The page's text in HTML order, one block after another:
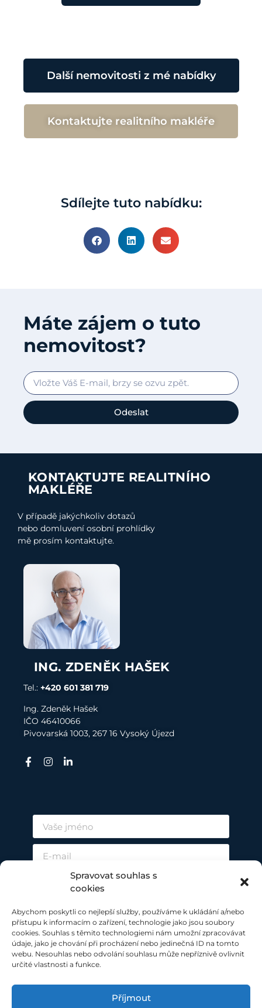
Spravovat souhlas s
cookies
Abychom poskytli co nejlepší služby, používáme k ukládání a/nebo
přístupu k informacím o zařízení, technologie jako jsou soubory
cookies. Souhlas s těmito technologiemi nám umožní zpracovávat
údaje, jako je chování při procházení nebo jedinečná ID na tomto
webu. Nesouhlas nebo odvolání souhlasu může nepříznivě ovlivnit
určité vlastnosti a funkce.
Příjmout
Další nemovitosti z mé nabídky
Kontaktujte realitního makléře
Sdílejte tuto nabídku:
Máte zájem o tuto
nemovitost?
Odeslat
KONTAKTUJTE REALITNÍHO
MAKLÉŘE
V případě jakýchkoliv dotazů
nebo domluvení osobní prohlídky
mě prosím kontaktujte.
ING. ZDENĚK HAŠEK
Tel.: +420 601 381 719
Ing. Zdeněk Hašek
IČO 46410066
Pivovarská 1003, 267 16 Vysoký Újezd
ODESLAT